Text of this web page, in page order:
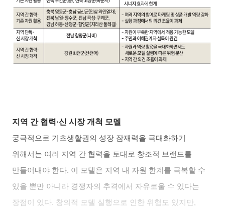
지역 간 협력·신 시장 개척 모델
궁극적으로 기초생활권의 성장 잠재력을 극대화하기
위해서는 여러 지역 간 협력을 토대로 창조적 브랜드를
만들어내야 한다. 이 모델은 지역 내 자원 한계를 극복할 수
있을 뿐만 아니라 경쟁자의 추격에서 자유로울 수 있다는
장점이 있다. 창의적 모델 실행으로 인한 위험도 있지만,